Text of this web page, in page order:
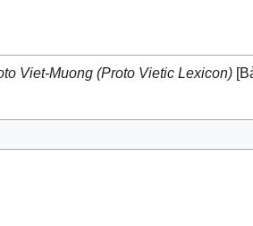
Viet-Muong (Proto Vietic Lexicon)